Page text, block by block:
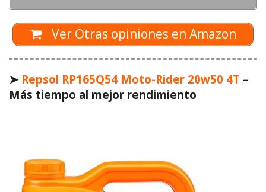
Ver Otras opiniones en Amazon
➤ Repsol RP165Q54 Moto-Rider 20w50 4T –
Más tiempo al mejor rendimiento